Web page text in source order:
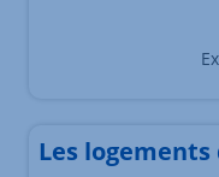
Les